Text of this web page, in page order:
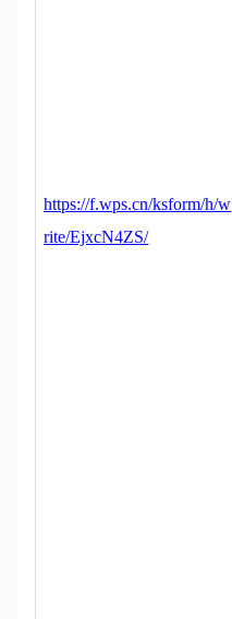
https://f.wps.cn/ksform/h/w
rite/EjxcN4ZS/